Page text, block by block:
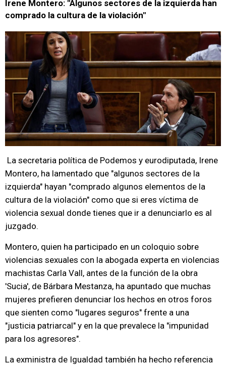
Irene Montero: "Algunos sectores de la izquierda han
comprado la cultura de la violación"
La secretaria política de Podemos y eurodiputada, Irene
Montero, ha lamentado que "algunos sectores de la
izquierda" hayan "comprado algunos elementos de la
cultura de la violación" como que si eres víctima de
violencia sexual donde tienes que ir a denunciarlo es al
juzgado.
Montero, quien ha participado en un coloquio sobre
violencias sexuales con la abogada experta en violencias
machistas Carla Vall, antes de la función de la obra
'Sucia', de Bárbara Mestanza, ha apuntado que muchas
mujeres prefieren denunciar los hechos en otros foros
que sienten como "lugares seguros" frente a una
"justicia patriarcal" y en la que prevalece la "impunidad
para los agresores".
La exministra de Igualdad también ha hecho referencia